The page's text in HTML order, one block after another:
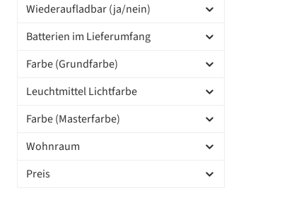
Wiederaufladbar (ja/nein)
Batterien im Lieferumfang
Farbe (Grundfarbe)
Leuchtmittel Lichtfarbe
Farbe (Masterfarbe)
Wohnraum
Preis